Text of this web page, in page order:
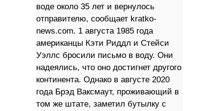
воде около 35 лет и вернулось
отправителю, сообщает kratko-
news.com. 1 августа 1985 года
американцы Кэти Риддл и Стейси
Уэллс бросили письмо в воду. Они
надеялись, что оно достигнет другого
континента. Однако в августе 2020
года Брэд Ваксмаут, проживающий в
том же штате, заметил бутылку с